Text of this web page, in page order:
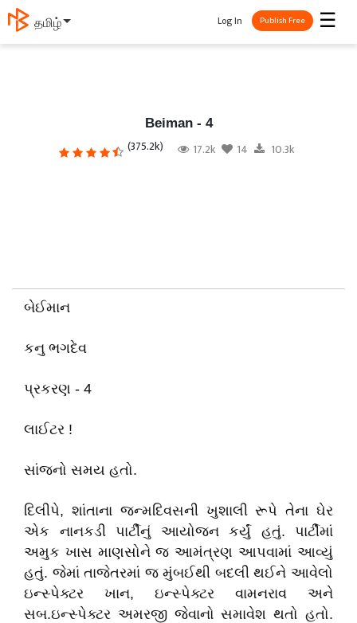
தமிழ் ☰
Log In Publish Free
Beiman - 4
(375.2k) 17.2k 14 10.3k
બેઈમાન
કનુ ભગદેવ
પ્રકરણ - 4
લાઈટર !
સાંજનો સમય હતો.
દિલીપે, શાંતાના જન્મદિવસની ખુશાલી રૂપે તેના ઘેર
એક નાનકડી પાર્ટીનું આયોજન કર્યું હતું. પાર્ટીમાં
અમુક ખાસ માણસોને જ આમંત્રણ આપવામાં આવ્યું
હતું. જેમાં તાજેતરમાં જ મુંબઈથી બદલી થઈને આવેલો
ઇન્સ્પેક્ટર ખાન, ઇન્સ્પેક્ટર વામનરાવ અને
સબ.ઇન્સ્પેક્ટર અમરજી જેવાનો સમાવેશ થતો હતો.